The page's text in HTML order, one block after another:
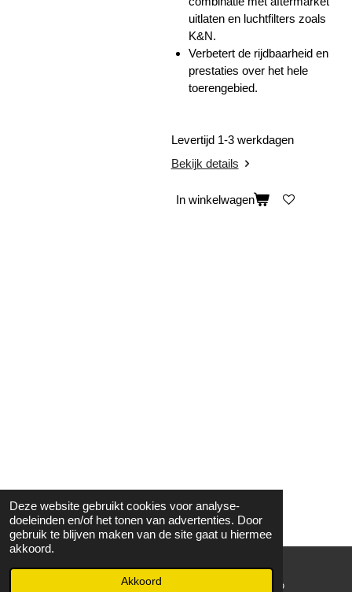
Deze website gebruikt cookies voor analyse-
doeleinden en/of het tonen van advertenties. Door
gebruik te blijven maken van de site gaat u hiermee
akkoord.
Akkoord
uitlaten en luchtfilters zoals
K&N.
Verbetert de rijdbaarheid en
prestaties over het hele
toerengebied.
Levertijd 1-3 werkdagen
Bekijk details
In winkelwagen
WhatsApp